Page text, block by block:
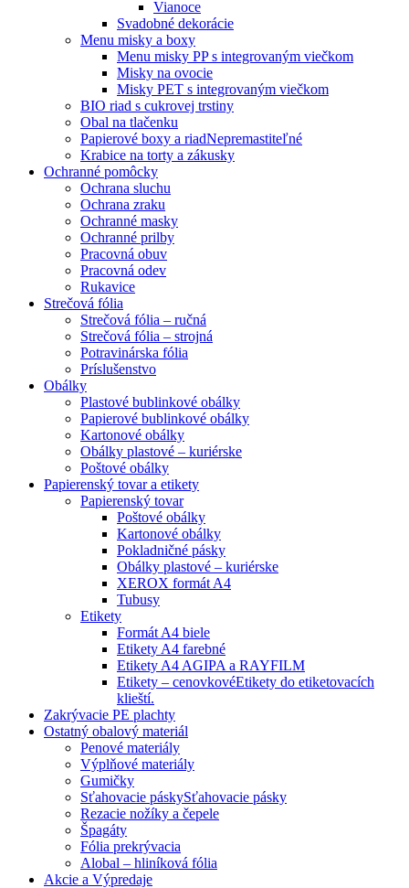
Vianoce
Svadobné dekorácie
Menu misky a boxy
Menu misky PP s integrovaným viečkom
Misky na ovocie
Misky PET s integrovaným viečkom
BIO riad s cukrovej trstiny
Obal na tlačenku
Papierové boxy a riadNepremastiteľné
Krabice na torty a zákusky
Ochranné pomôcky
Ochrana sluchu
Ochrana zraku
Ochranné masky
Ochranné prilby
Pracovná obuv
Pracovná odev
Rukavice
Strečová fólia
Strečová fólia – ručná
Strečová fólia – strojná
Potravinárska fólia
Príslušenstvo
Obálky
Plastové bublinkové obálky
Papierové bublinkové obálky
Kartonové obálky
Obálky plastové – kuriérske
Poštové obálky
Papierenský tovar a etikety
Papierenský tovar
Poštové obálky
Kartonové obálky
Pokladničné pásky
Obálky plastové – kuriérske
XEROX formát A4
Tubusy
Etikety
Formát A4 biele
Etikety A4 farebné
Etikety A4 AGIPA a RAYFILM
Etikety – cenovkovéEtikety do etiketovacích
klieští.
Zakrývacie PE plachty
Ostatný obalový materiál
Penové materiály
Výplňové materiály
Gumičky
Sťahovacie páskySťahovacie pásky
Rezacie nožíky a čepele
Špagáty
Fólia prekrývacia
Alobal – hliníková fólia
Akcie a Výpredaje